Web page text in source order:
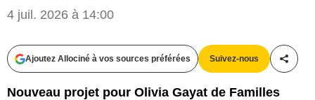
4 juil. 2026 à 14:00
Ajoutez Allociné à vos sources préférées Suivez-nous
Nouveau projet pour Olivia Gayat de Familles